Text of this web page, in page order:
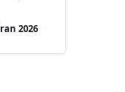
2026